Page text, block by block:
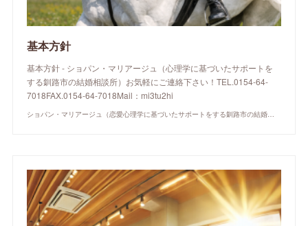
基本方針
基本方針 - ショパン・マリアージュ（心理学に基づいたサポートを
する釧路市の結婚相談所）お気軽にご連絡下さい！TEL.0154-64-
7018FAX.0154-64-7018Mail：mi3tu2hi